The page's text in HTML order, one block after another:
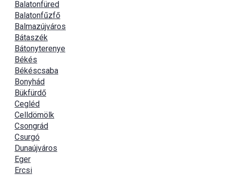
Balatonfüred
Balatonfűzfő
Balmazújváros
Bátaszék
Bátonyterenye
Békés
Békéscsaba
Bonyhád
Bükfürdő
Cegléd
Celldömölk
Csongrád
Csurgó
Dunaújváros
Eger
Ercsi